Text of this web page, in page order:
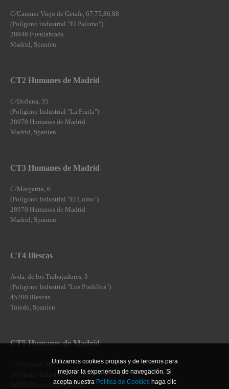
C/Camino Viejo de Getafe, 67,75,86,88
(Polígono industrial "El Palomo")
28946 Fuenlabrada
Madrid, Spanien
CT2 Humanes de Madrid
C/Doñana, 35
(Poligono Industrial "La Fraila")
28970 Humanes de Madrid
Madrid, Spanien
CT3 Humanes de Madrid
C/Margarita, 6
(Polígono Industrial "El Lomo")
28970 Humanes de Madrid
Madrid, Spanien
CT4 Illescas
Avda. de los Trabajadores, 3
(Poligono Industrial "Los Pradillos")
45200 Illescas
Toledo, Spanien
CT5 Humanes de Madrid
(Polígono Industrial "El Lomo")
28970 Humanes de Madrid
Utilizamos cookies propias y de terceros para
mejorar la experiencia de navegación. Si
acepta nuestra Politica de Cookieshaga clic